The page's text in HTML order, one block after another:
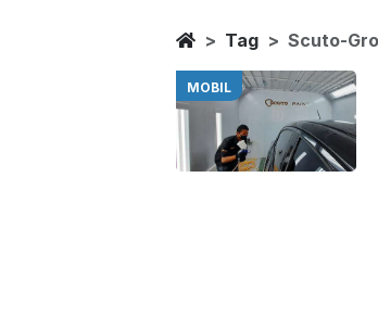
Scuto
Berita
Home
Tag Scuto-
MOBIL